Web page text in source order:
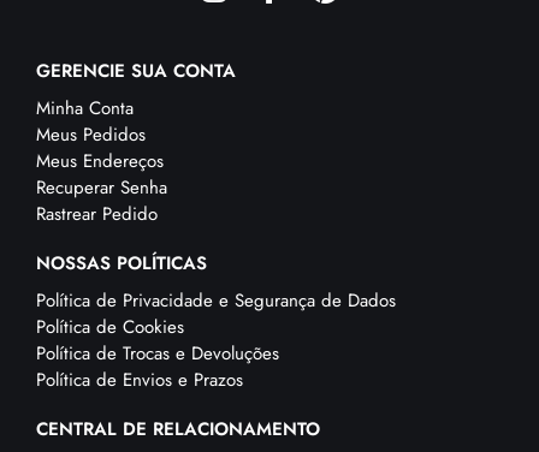
GERENCIE SUA CONTA
Minha Conta
Meus Pedidos
Meus Endereços
Recuperar Senha
Rastrear Pedido
NOSSAS POLÍTICAS
Política de Privacidade e Segurança de Dados
Política de Cookies
Política de Trocas e Devoluções
Política de Envios e Prazos
CENTRAL DE RELACIONAMENTO